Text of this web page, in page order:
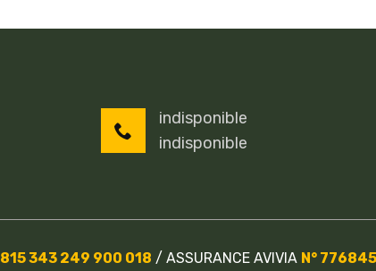
indisponible
indisponible
815 343 249 900 018 / ASSURANCE AVIVIA N°